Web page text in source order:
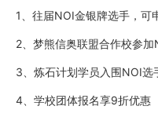
1、往届NOI金银牌选手，可
2、梦熊信奥联盟合作校参
3、炼石计划学员入围NOI选
4、学校团体报名享9折优惠